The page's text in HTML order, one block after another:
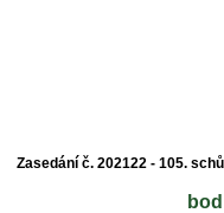
Zasedání č. 202122 - 105.